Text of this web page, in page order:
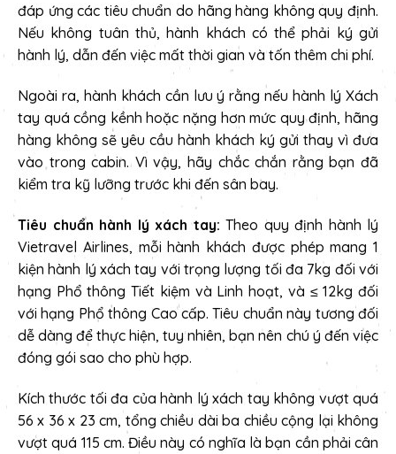
đáp ứng các tiêu chuẩn do hãng hàng không quy định.
Nếu không tuân thủ, hành khách có thể phải ký gửi
hành lý, dẫn đến việc mất thời gian và tốn thêm chi phí.
Ngoài ra, hành khách cần lưu ý rằng nếu hành lý Xách
tay quá cồng kềnh hoặc nặng hơn mức quy định, hãng
hàng không sẽ yêu cầu hành khách ký gửi thay vì đưa
vào trong cabin. Vì vậy, hãy chắc chắn rằng bạn đã
kiểm tra kỹ lưỡng trước khi đến sân bay.
Tiêu chuẩn hành lý xách tay: Theo quy định hành lý
Vietravel Airlines, mỗi hành khách được phép mang 1
kiện hành lý xách tay với trọng lượng tối đa 7kg đối với
hạng Phổ thông Tiết kiệm và Linh hoạt, và ≤ 12kg đối
với hạng Phổ thông Cao cấp. Tiêu chuẩn này tương đối
dễ dàng để thực hiện, tuy nhiên, bạn nên chú ý đến việc
đóng gói sao cho phù hợp.
Kích thước tối đa của hành lý xách tay không vượt quá
56 x 36 x 23 cm, tổng chiều dài ba chiều cộng lại không
vượt quá 115 cm. Điều này có nghĩa là bạn cần phải cân